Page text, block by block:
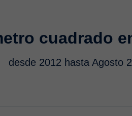
cuadrado
desde 2012 hasta Agosto